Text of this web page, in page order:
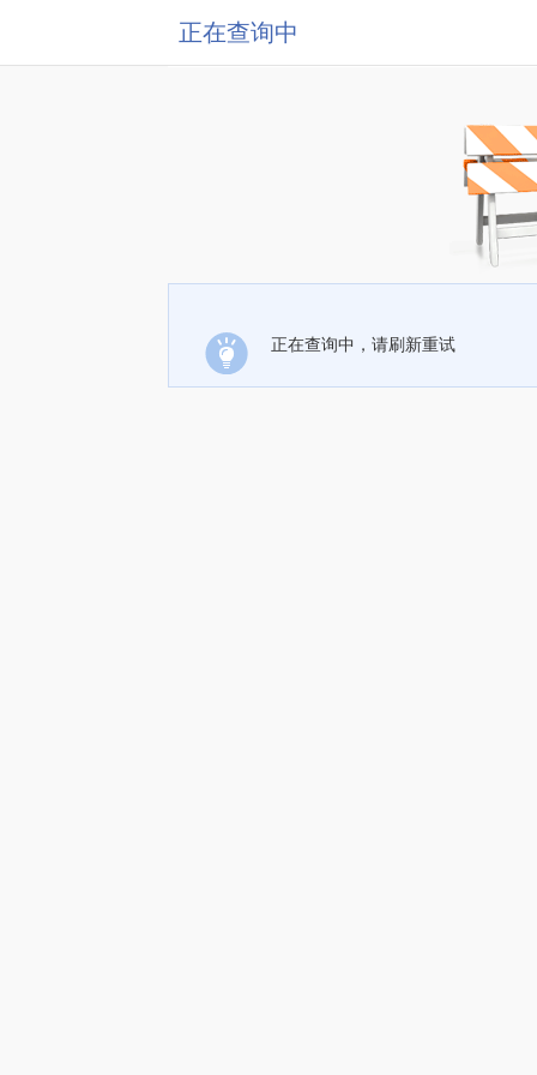
正在查询中
正在查询中，请刷新重试